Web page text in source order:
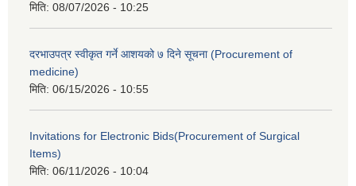
मिति: 08/07/2026 - 10:25
दरभाउपत्र स्वीकृत गर्ने आशयको ७ दिने सूचना (Procurement of
medicine)
मिति: 06/15/2026 - 10:55
Invitations for Electronic Bids(Procurement of Surgical
Items)
मिति: 06/11/2026 - 10:04